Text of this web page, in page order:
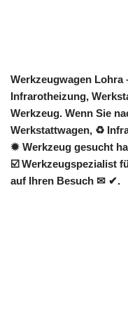
Werkzeugwagen
Infrarotheizung,
Werkzeug. Wenn Sie
Werkstattwagen, ♻
✹ Werkzeug gesucht
☑️ Werkzeugspezialist
auf Ihren Besuch ✉ ✔.